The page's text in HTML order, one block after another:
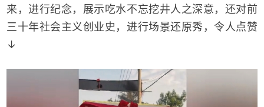
来，进行纪念，展示吃水不忘挖井人之深意，还对前
三十年社会主义创业史，进行场景还原秀，令人点赞
↓